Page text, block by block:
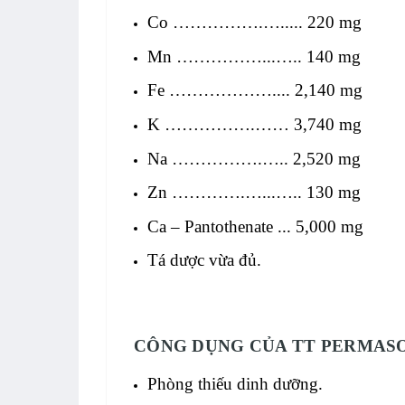
Co …………….…..... 220 mg
Mn ……………...….. 140 mg
Fe ……………….... 2,140 mg
K …………….…… 3,740 mg
Na …………….….. 2,520 mg
Zn ………….…...….. 130 mg
Ca – Pantothenate ... 5,000 mg
Tá dược vừa đủ.
CÔNG DỤNG CỦA TT
Phòng thiếu dinh dưỡng.